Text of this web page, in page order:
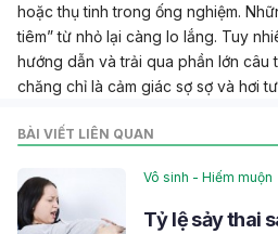
hoặc thụ tinh trong ống nghiệm.
tiêm” từ nhỏ lại càng lo lắng. Tuy
hướng dẫn và trải qua phần lớn câu
chăng chỉ là cảm giác sợ sợ và hơi
BÀI VIẾT LIÊN QUAN
Vô sinh - Hiếm muộn
Tỷ lệ sảy thai